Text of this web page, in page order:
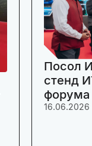
Посол
стенд
16.06.2026